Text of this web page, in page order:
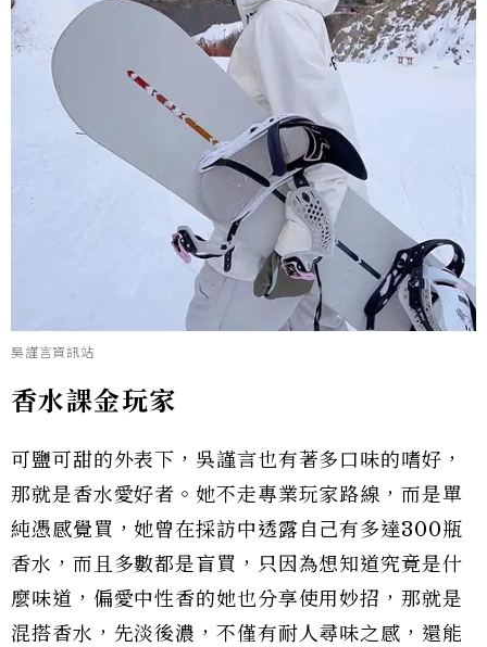
吳謹言資訊站
香水課金玩家
可鹽可甜的外表下，吳謹言也有著多口味的嗜好，
那就是香水愛好者。她不走專業玩家路線，而是單
純憑感覺買，她曾在採訪中透露自己有多達300瓶
香水，而且多數都是盲買，只因為想知道究竟是什
麼味道，偏愛中性香的她也分享使用妙招，那就是
混搭香水，先淡後濃，不僅有耐人尋味之感，還能